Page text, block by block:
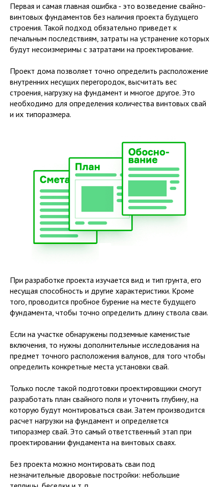
Первая и самая главная ошибка - это возведение свайно-
винтовых фундаментов без наличия проекта будущего
строения. Такой подход обязательно приведет к
печальным последствиям, затраты на устранение которых
будут несоизмеримы с затратами на проектирование.
Проект дома позволяет точно определить расположение
внутренних несущих перегородок, высчитать вес
строения, нагрузку на фундамент и многое другое. Это
необходимо для определения количества винтовых свай
и их типоразмера.
При разработке проекта изучается вид и тип грунта, его
несущая способность и другие характеристики. Кроме
того, проводится пробное бурение на месте будущего
фундамента, чтобы точно определить длину ствола сваи.
Если на участке обнаружены подземные каменистые
включения, то нужны дополнительные исследования на
предмет точного расположения валунов, для того чтобы
определить конкретные места установки свай.
Только после такой подготовки проектировщики смогут
разработать план свайного поля и уточнить глубину, на
которую будут монтироваться сваи. Затем производится
расчет нагрузки на фундамент и определяется
типоразмер свай. Это самый ответственный этап при
проектировании фундамента на винтовых сваях.
Без проекта можно монтировать сваи под
незначительные дворовые постройки: небольшие